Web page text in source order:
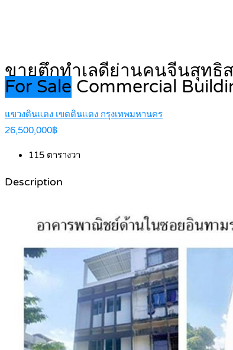
ขายตึกทำเลดีย่านคนจีนสุทธิ
For Sale Commercial
แขวงดินแดง เขตดินแดง กรุงเทพมหานคร
26,500,000฿
115 ตารางวา
Description